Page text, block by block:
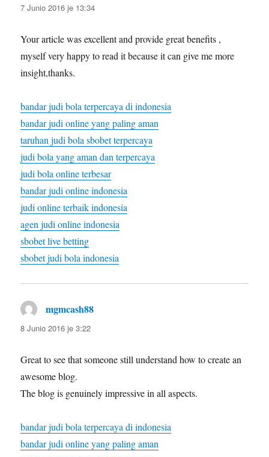
7 Junio 2016 je 13:34
Your article was excellent and provide great benefits ,
myself very happy to read it because it can give me more
insight,thanks.
bandar judi bola terpercaya di indonesia
bandar judi online yang paling aman
taruhan judi bola sbobet terpercaya
judi bola yang aman dan terpercaya
judi bola online terbesar
bandar judi online indonesia
judi online terbaik indonesia
agen judi online indonesia
sbobet live betting
sbobet judi bola indonesia
mgmcash88
8 Junio 2016 je 3:22
Great to see that someone still understand how to create an
awesome blog.
The blog is genuinely impressive in all aspects.
bandar judi bola terpercaya di indonesia
bandar judi online yang paling aman